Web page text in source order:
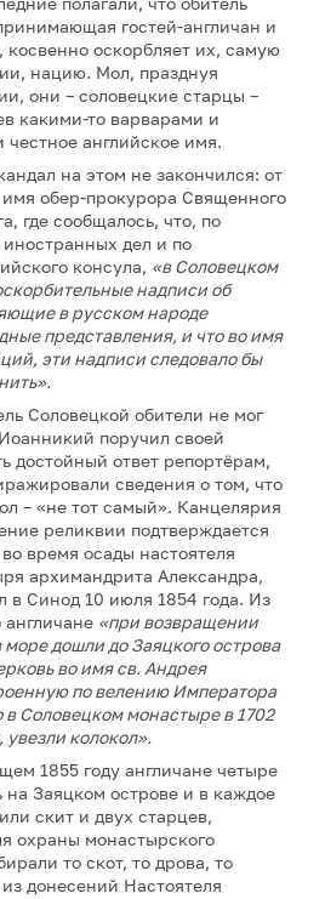
гостей-англичан и
оскорбляет их, самую
нацию. Мол, празднуя
они – соловецкие старцы –
какими-то варварами и
английское имя.
на этом не закончился: от
обер-прокурора Священного
где сообщалось, что, по
дел и по
консула, «в Соловецком
надписи об
в русском народе
представления, и что во имя
эти надписи следовало бы
Соловецкой обители не мог
поручил своей
достойный ответ репортёрам,
сведения о том, что
– «не тот самый». Канцелярия
реликвии подтверждается
время осады настоятеля
архимандрита Александра,
в Синод 10 июля 1854 года. Из
англичане «при возвращении
дошли до Заяцкого острова
во имя св. Андрея
по велению Императора
в Соловецком монастыре в 1702
колокол».
1855 году англичане четыре
на Заяцком острове и в каждое
скит и двух старцев,
охраны монастырского
то скот, то дрова, то
донесений Настоятеля